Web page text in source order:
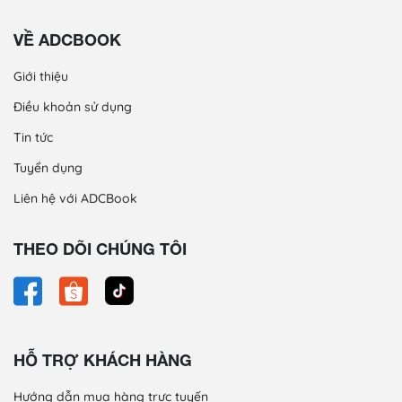
VỀ ADCBOOK
Giới thiệu
Điều khoản sử dụng
Tin tức
Tuyển dụng
Liên hệ với ADCBook
THEO DÕI CHÚNG TÔI
HỖ TRỢ KHÁCH HÀNG
Hướng dẫn mua hàng trực tuyến